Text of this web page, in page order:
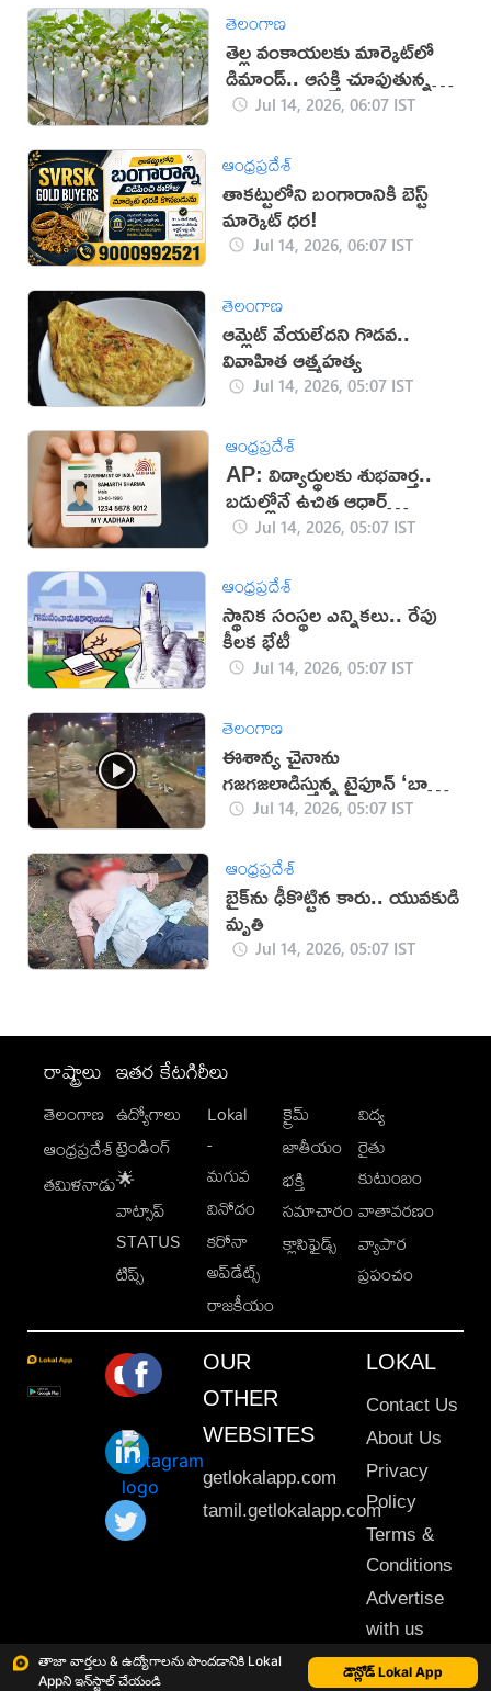
తాజా వార్తలు & ఉద్యోగాలను పొందడానికి Lokal
Appని ఇన్‌స్టాల్ చేయండి
డౌన్లోడ్ Lokal App
తెలంగాణ
తెల్ల వంకాయలకు మార్కెట్‌లో
డిమాండ్.. ఆసక్తి చూపుతున్న
రైతులుJul 14, 2026, 06:07 IST
ఆంధ్రప్రదేశ్
తాకట్టులోని బంగారానికి బెస్ట్
మార్కెట్ ధర!
Jul 14, 2026, 06:07 IST
తెలంగాణ
ఆమ్లెట్ వేయలేదని గొడవ..
వివాహిత ఆత్మహత్య
Jul 14, 2026, 05:07 IST
ఆంధ్రప్రదేశ్
AP: విద్యార్థులకు శుభవార్త..
బడుల్లోనే ఉచిత ఆధార్
క్యాంపులు!
Jul 14, 2026, 05:07 IST
ఆంధ్రప్రదేశ్
స్థానిక సంస్థల ఎన్నికలు.. రేపు
కీలక భేటీ
Jul 14, 2026, 05:07 IST
తెలంగాణ
ఈశాన్య చైనాను
గజగజలాడిస్తున్న టైఫూన్‌ ‘బావి’
(VIDEO)
Jul 14, 2026, 05:07 IST
ఆంధ్రప్రదేశ్
బైక్‌ను ఢీకొట్టిన కారు.. యువకుడి
మృతి
Jul 14, 2026, 05:07 IST
రాష్ట్రాలు
తెలంగాణ
ఆంధ్రప్రదేశ్
తమిళనాడు
ఇతర కేటగిరీలు
ఉద్యోగాలు
ట్రెండింగ్
🌟
వాట్సాప్
STATUS
టిప్స్
Lokal
-
మగువ
వినోదం
కరోనా
అప్‌డేట్స్
రాజకీయం
క్రైమ్
జాతీయం
భక్తి
సమాచారం
క్లాసిఫైడ్స్
విద్య
రైతు
కుటుంబం
వాతావరణం
వ్యాపార
ప్రపంచం
OUR
OTHER
WEBSITES
getlokalapp.com
tamil.getlokalapp.com
LOKAL
Contact Us
About Us
Privacy
Policy
Terms &
Conditions
Advertise
with us
Sitemap
This material may not be published, transmitted, rewritten or redistributed. © 2020 Lokal App. All rights reserved.